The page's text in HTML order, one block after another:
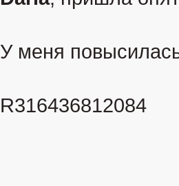
У меня
R316436812084